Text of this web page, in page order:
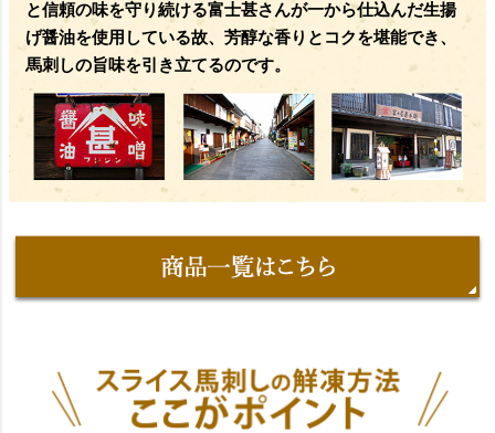
と信頼の味を守り続ける富士甚さんが一から仕込んだ生揚
げ醤油を使用している故、芳醇な香りとコクを堪能でき、
馬刺しの旨味を引き立てるのです。